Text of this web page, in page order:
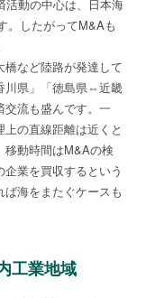
活動の中心は、日本海
。したがってM&Aも
など陸路が発達して
川県」「徳島県⇔近畿
流も盛んです。一
の直線距離は近くと
移動時間はM&Aの検
業を買収するという
海をまたぐケースも
工業地域